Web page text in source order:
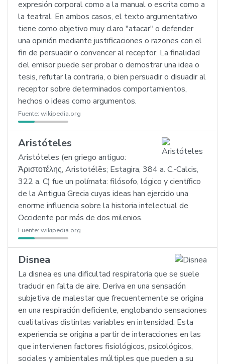
expresión corporal como a la manual o escrita como a
la teatral. En ambos casos, el texto argumentativo
tiene como objetivo muy claro "atacar" o defender
una opinión mediante justificaciones o razones con el
fin de persuadir o convencer al receptor. La finalidad
del emisor puede ser probar o demostrar una idea o
tesis, refutar la contraria, o bien persuadir o disuadir al
receptor sobre determinados comportamientos,
hechos o ideas como argumentos.
Fuente: wikipedia.org
Aristóteles
Aristóteles (en griego antiguo:
Ἀριστοτέλης, Aristotélēs; Estagira, 384 a. C.-Calcis,
322 a. C) fue un polímata: filósofo, lógico y científico
de la Antigua Grecia cuyas ideas han ejercido una
enorme influencia sobre la historia intelectual de
Occidente por más de dos milenios.
Fuente: wikipedia.org
Disnea
La disnea es una dificultad respiratoria que se suele
traducir en falta de aire. Deriva en una sensación
subjetiva de malestar que frecuentemente se origina
en una respiración deficiente, englobando sensaciones
cualitativas distintas variables en intensidad. Esta
experiencia se origina a partir de interacciones en las
que intervienen factores fisiológicos, psicológicos,
sociales y ambientales múltiples que pueden a su